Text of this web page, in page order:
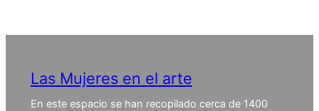
Las Mujeres en el arte
En este espacio se han recopilado cerca de 1400